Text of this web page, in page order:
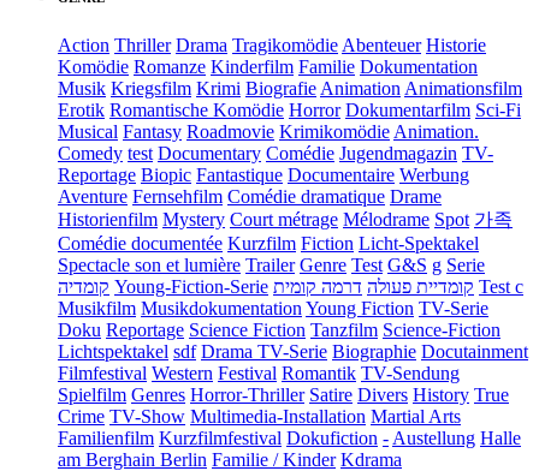
Action Thriller Drama Tragikomödie Abenteuer Historie
Komödie Romanze Kinderfilm Familie Dokumentation
Musik Kriegsfilm Krimi Biografie Animation Animationsfilm
Erotik Romantische Komödie Horror Dokumentarfilm Sci-Fi
Musical Fantasy Roadmovie Krimikomödie Animation.
Comedy test Documentary Comédie Jugendmagazin TV-
Reportage Biopic Fantastique Documentaire Werbung
Aventure Fernsehfilm Comédie dramatique Drame
Historienfilm Mystery Court métrage Mélodrame Spot 가족
Comédie documentée Kurzfilm Fiction Licht-Spektakel
Spectacle son et lumière Trailer Genre Test G&S g Serie
קומדיה Young-Fiction-Serie קומדיית פעולה דרמה קומית
Test c
Musikfilm Musikdokumentation Young Fiction TV-Serie
Doku Reportage Science Fiction Tanzfilm Science-Fiction
Lichtspektakel sdf Drama TV-Serie Biographie Docutainment
Filmfestival Western Festival Romantik TV-Sendung
Spielfilm Genres Horror-Thriller Satire Divers History True
Crime TV-Show Multimedia-Installation Martial Arts
Familienfilm Kurzfilmfestival Dokufiction - Austellung Halle
am Berghain Berlin Familie / Kinder Kdrama